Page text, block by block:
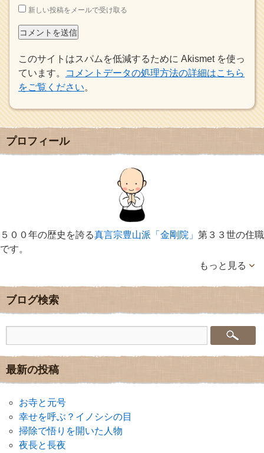
新しい投稿をメールで受け取る
このサイトはスパムを低減するために Akismet を使っ
ています。
コメントデータの処理方法の詳細はこちら
をご覧ください。
プロフィール
５００年の歴史を誇る真言宗豊山派「金剛院」 第３３世の住職
です。
もっと見る
ブログ検索
最新の投稿
お寺と元号
幸せを呼ぶ？イノシシの目
掃除で悟りを開いた人物
夜長と長夜